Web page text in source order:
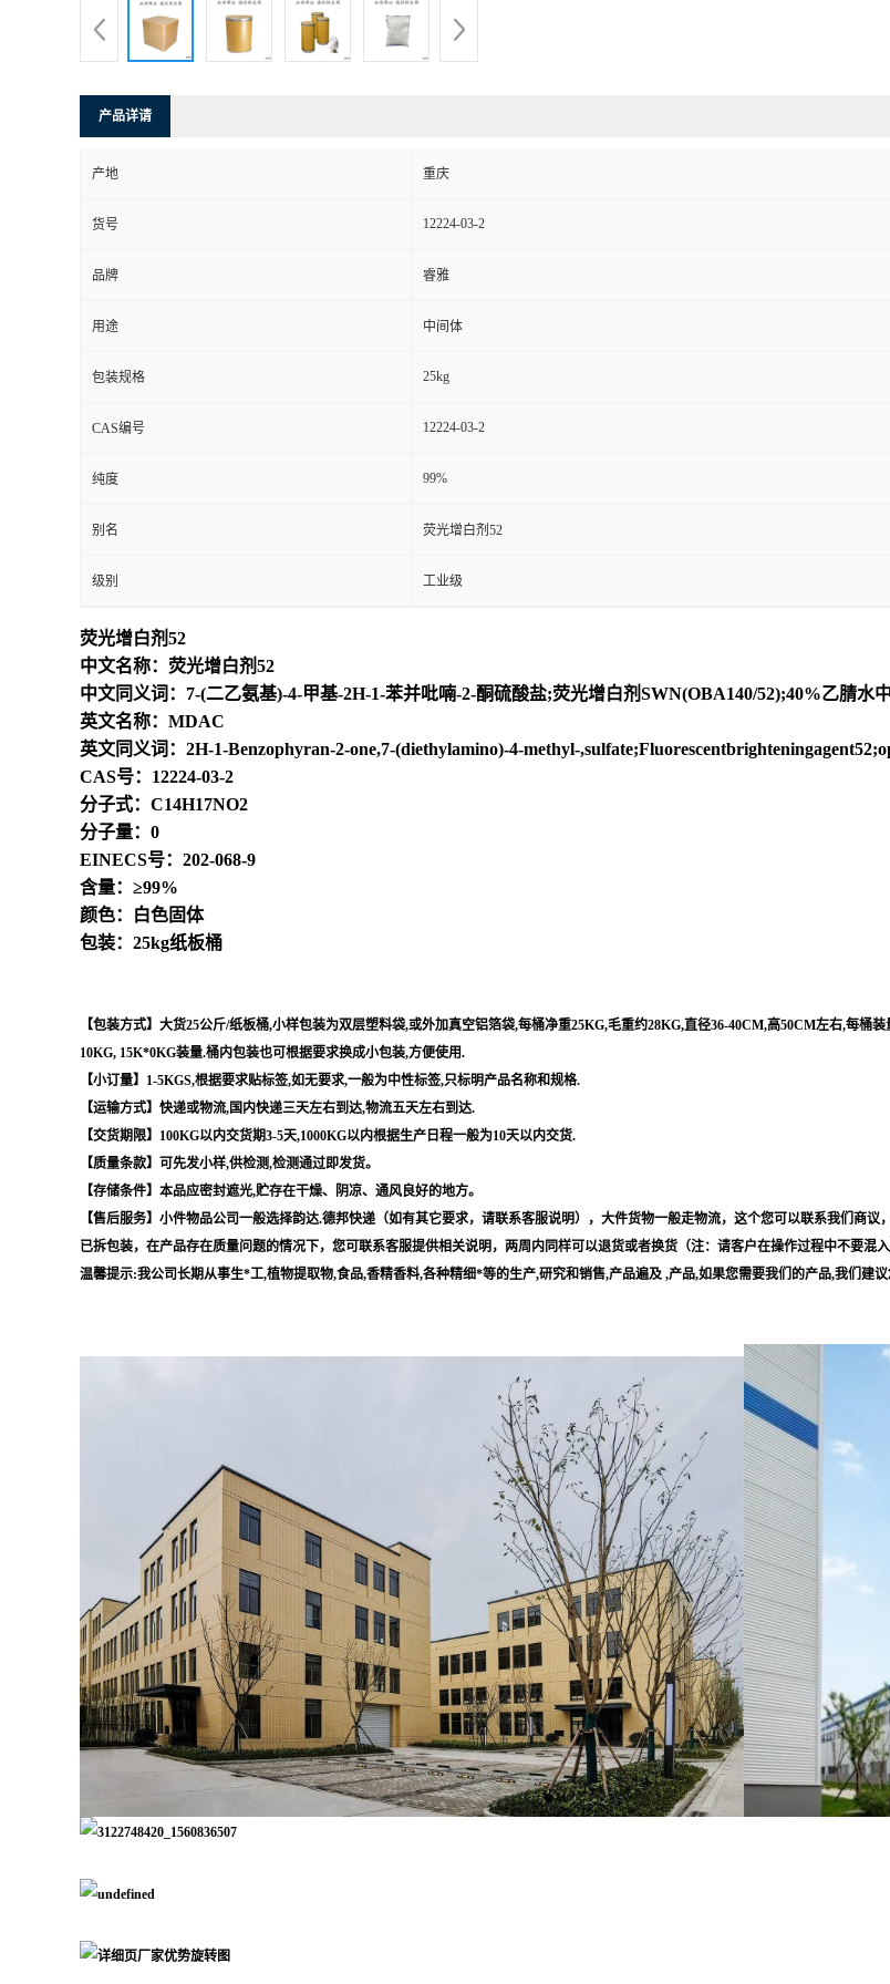
产品详请
产地 重庆
货号 12224-03-2
品牌 睿雅
用途 中间体
包装规格 25kg
CAS编号 12224-03-2
纯度 99%
别名 荧光增白剂52
级别 工业级
荧光增白剂52
中文名称：荧光增白剂52
中文同义词：7-(二乙氨基)-4-甲基-2H-1-苯并吡喃-2-酮硫酸盐;荧光增白剂SWN(OBA140/52);40%乙腈水
英文名称：MDAC
英文同义词：2H-1-Benzophyran-2-one,7-(diethylamino)-4-methyl-
CAS号：12224-03-2
分子式：C14H17NO2
分子量：0
EINECS号：202-068-9
含量：≥99%
颜色：白色固体
包装：25kg纸板桶
【包装方式】大货25公斤/纸板桶,小样包装为双层塑料袋,或外加真空铝箔袋,每桶净重25KG,毛重约28KG,直径36-40CM,高50CM左右,每桶
10KG, 15K*0KG装量.桶内包装也可根据要求换成小包装,方便使用.
【小订量】1-5KGS,根据要求贴标签,如无要求,一般为中性标签,只标明产品名称和规格.
【运输方式】快递或物流,国内快递三天左右到达,物流五天左右到达.
【交货期限】100KG以内交货期3-5天,1000KG以内根据生产日程一般为10天以内交货.
【质量条款】可先发小样,供检测,检测通过即发货。
【存储条件】本品应密封遮光,贮存在干燥、阴凉、通风良好的地方。
【售后服务】小件物品公司一般选择韵达.德邦快递（如有其它要求，请联系客服说明），大件货物一般走物流，这个您可以联系我们商
已拆包装，在产品存在质量问题的情况下，您可联系客服提供相关说明，两周内同样可以退货或者换货（注：请客户在操作过程中不要混入
温馨提示:我公司长期从事生*工,植物提取物,食品,香精香料,各种精细*等的生产,研究和销售,产品遍及 ,产品,如果您需要我们的产品,我们建